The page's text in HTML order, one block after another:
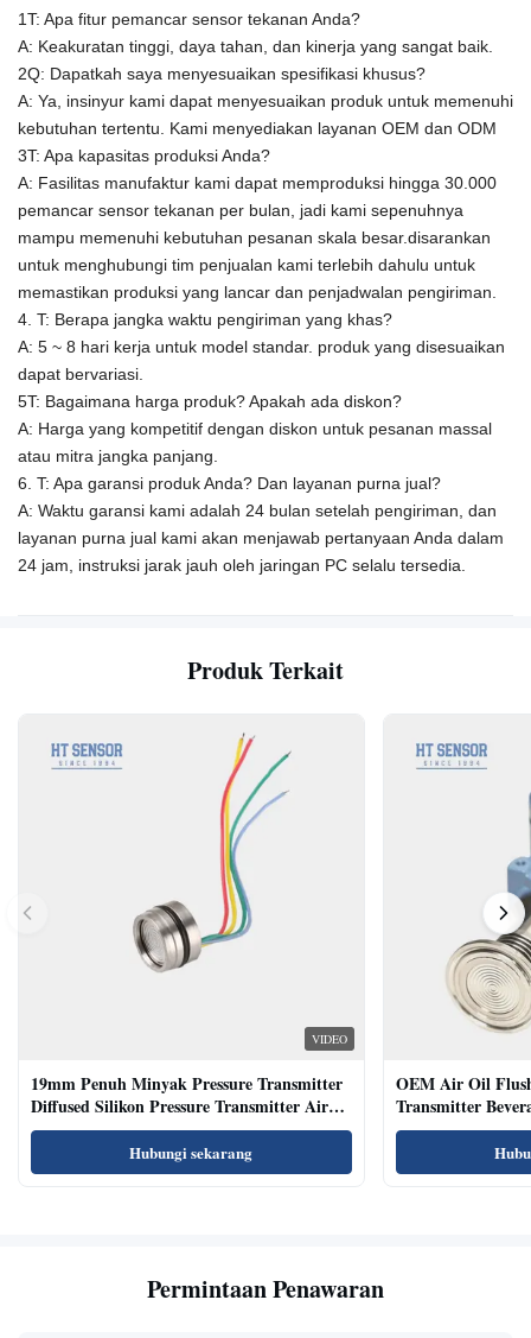
1T: Apa fitur pemancar sensor tekanan Anda?
A: Keakuratan tinggi, daya tahan, dan kinerja yang sangat baik.
2Q: Dapatkah saya menyesuaikan spesifikasi khusus?
A: Ya, insinyur kami dapat menyesuaikan produk untuk memenuhi
kebutuhan tertentu.
Kami menyediakan layanan OEM dan ODM
3T: Apa kapasitas produksi Anda?
A: Fasilitas manufaktur kami dapat memproduksi hingga 30.000
pemancar sensor tekanan per bulan, jadi kami sepenuhnya
mampu memenuhi kebutuhan pesanan skala besar.disarankan
untuk menghubungi tim penjualan kami terlebih dahulu untuk
memastikan produksi yang lancar dan penjadwalan pengiriman.
4. T: Berapa jangka waktu pengiriman yang khas?
A: 5 ~ 8 hari kerja untuk model standar. produk yang disesuaikan
dapat bervariasi.
5T: Bagaimana harga produk? Apakah ada diskon?
A: Harga yang kompetitif dengan diskon untuk pesanan massal
atau mitra jangka panjang.
6. T: Apa garansi produk Anda? Dan layanan purna jual?
A: Waktu garansi kami adalah 24 bulan setelah pengiriman, dan
layanan purna jual kami akan menjawab pertanyaan Anda dalam
24 jam, instruksi jarak jauh oleh jaringan PC selalu tersedia.
Produk Terkait
VIDEO
19mm Penuh Minyak Pressure Transmitter
Diffused Silikon Pressure Transmitter Air
Oil Test
Hubungi sekarang
OEM Air Oil
Transmitter
Sensor
Permintaan Penawaran